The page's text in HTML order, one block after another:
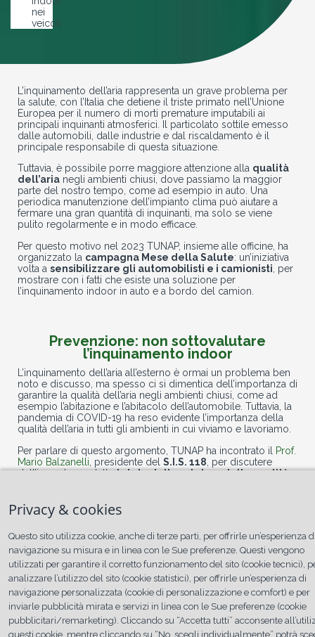
nei
veicoli...
L’inquinamento dell’aria rappresenta un grave problema per
la salute, con l’Italia che detiene il triste primato nell’Unione
Europea per il numero di morti premature imputabili ai
principali inquinanti atmosferici. Il particolato sottile emesso
dalle automobili, dalle industrie e dal riscaldamento è il
principale responsabile di questa situazione.
Tuttavia, è possibile porre maggiore attenzione alla qualità
dell’aria negli ambienti chiusi, dove passiamo la maggior
parte del nostro tempo, come ad esempio in auto. Una
periodica manutenzione dell’impianto clima può aiutare a
fermare una gran quantità di inquinanti, ma solo se viene
pulito regolarmente e in modo efficace.
Per questo motivo nel 2023 TUNAP, insieme alle officine, ha
organizzato la campagna Mese della Salute: un’iniziativa
volta a sensibilizzare gli automobilisti e i camionisti , per
mostrare con i fatti che esiste una soluzione per
l’inquinamento indoor in auto e a bordo del camion.
Prevenzione: non sottovalutare
l’inquinamento indoor
L’inquinamento dell’aria all’esterno è ormai un problema ben
noto e discusso, ma spesso ci si dimentica dell’importanza di
garantire la qualità dell’aria negli ambienti chiusi, come ad
esempio l’abitazione e l’abitacolo dell’automobile. Tuttavia, la
pandemia di COVID-19 ha reso evidente l’importanza della
qualità dell’aria in tutti gli ambienti in cui viviamo e lavoriamo.
Per parlare di questo argomento, TUNAP ha incontrato il Prof.
Mario Balzanelli , presidente del S.I.S. 118 , per discutere
dell’importanza della
tutela della salute e della qualità
densa di inquinanti, muffe e spore porti all’insorgenza di
diverse patologie – da un semplice naso chiuso all’asma –
Privacy & cookies
Questo sito utilizza cookie, anche di terze parti, per offrirle un’esperienza
navigazione su misura e in linea con le Sue preferenze. Questi vengono
utilizzati per garantire il corretto funzionamento del sito (cookie tecnici),
analizzare l’utilizzo del sito (cookie statistici), per offrirle un’esperienza di
navigazione personalizzata (cookie di personalizzazione e comfort) e per
inviarle pubblicità mirata e servizi in linea con le Sue preferenze (cookie
pubblicitari/remarketing). Cliccando su “Accetta tutti” acconsente
questi cookie, mentre cliccando su “No, scegli individualmente” potrà